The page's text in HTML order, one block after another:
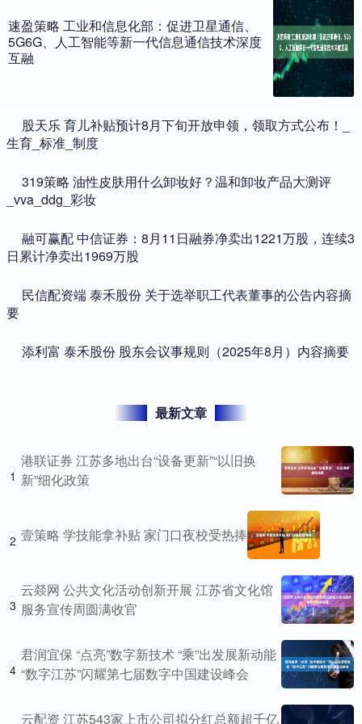
速盈策略 工业和信息化部：促进卫星通信、
5G6G、人工智能等新一代信息通信技术深度
互融
​股天乐 育儿补贴预计8月下旬开放申领，领取方式公布！_
生育_标准_制度
​319策略 油性皮肤用什么卸妆好？温和卸妆产品大测评
_vva_ddg_彩妆
​融可赢配 中信证券：8月11日融券净卖出1221万股，连续3
日累计净卖出1969万股
​民信配资端 泰禾股份 关于选举职工代表董事的公告内容摘
要
​添利富 泰禾股份 股东会议事规则（2025年8月）内容摘要
最新文章
1
港联证券 江苏多地出台“设备更新”“以旧换
新”细化政策
2 壹策略 学技能拿补贴 家门口夜校受热捧
3
云燚网 公共文化活动创新开展 江苏省文化馆
服务宣传周圆满收官
4
君润宜保 “点亮”数字新技术 “乘”出发展新动能
“数字江苏”闪耀第七届数字中国建设峰会
云配资 江苏543家上市公司拟分红总额超千亿